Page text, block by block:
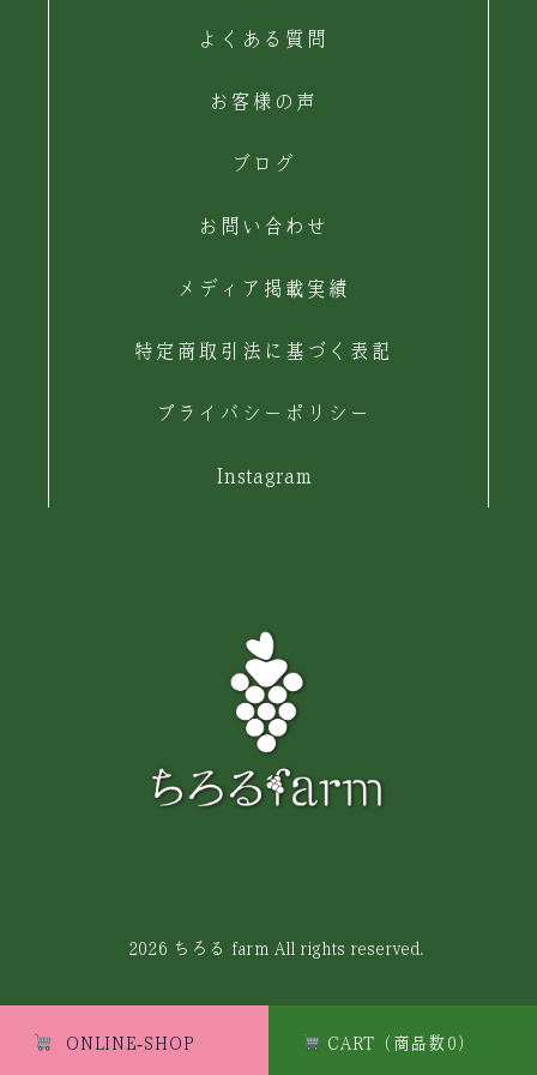
ONLINE-SHOP CART（商品数0）
よくある質問
お客様の声
ブログ
お問い合わせ
メディア掲載実績
特定商取引法に基づく表記
プライバシーポリシー
Instagram
© 2026 ちろる farm All rights reserved.